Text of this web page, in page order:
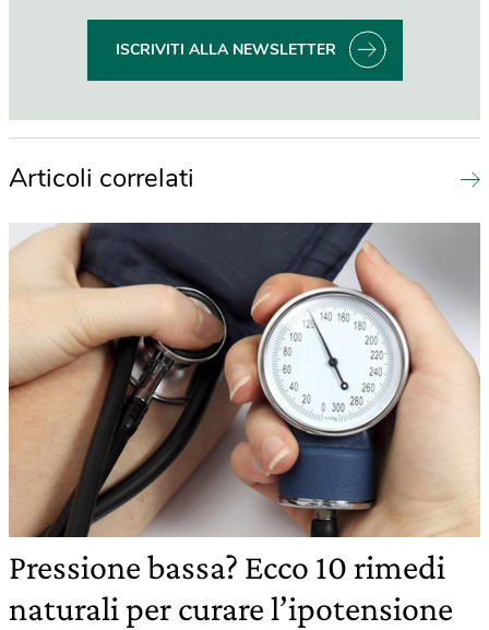
ISCRIVITI ALLA NEWSLETTER
Articoli correlati
Pressione bassa? Ecco 10 rimedi
naturali per curare l’ipotensione